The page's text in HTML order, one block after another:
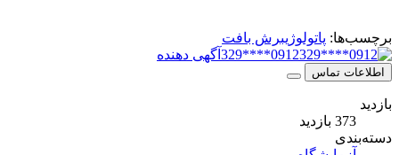
برچسب‌ها: پاتولوژی برش بافت
0912****329
آگهی دهنده
اطلاعات تماس
بازدید
373 بازدید
دسته‌بندی